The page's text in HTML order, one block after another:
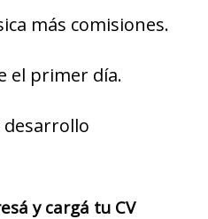
más comisiones.
el primer día.
y cargá tu CV